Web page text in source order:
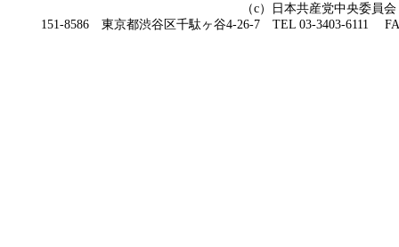
（c）日本共産党中央委員会
151-8586 東京都渋谷区千駄ヶ谷4-26-7 TEL 03-3403-6111